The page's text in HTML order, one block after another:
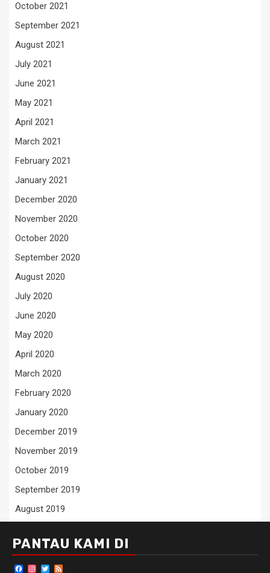
October 2021
September 2021
August 2021
July 2021
June 2021
May 2021
April 2021
March 2021
February 2021
January 2021
December 2020
November 2020
October 2020
September 2020
August 2020
July 2020
June 2020
May 2020
April 2020
March 2020
February 2020
January 2020
December 2019
November 2019
October 2019
September 2019
August 2019
PANTAU KAMI DI
Facebook
Instagram
Twitter